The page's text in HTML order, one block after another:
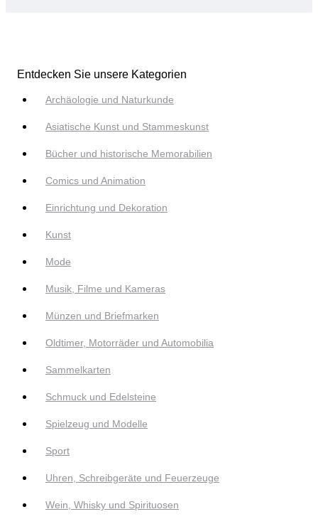
Entdecken Sie unsere Kategorien
Archäologie und Naturkunde
Asiatische Kunst und Stammeskunst
Bücher und historische Memorabilien
Comics und Animation
Einrichtung und Dekoration
Kunst
Mode
Musik, Filme und Kameras
Münzen und Briefmarken
Oldtimer, Motorräder und Automobilia
Sammelkarten
Schmuck und Edelsteine
Spielzeug und Modelle
Sport
Uhren, Schreibgeräte und Feuerzeuge
Wein, Whisky und Spirituosen